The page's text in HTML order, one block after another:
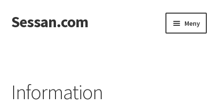
Hoppa
till
Hoppa
till
Sessan.com Meny
Integritetspolicy
Information